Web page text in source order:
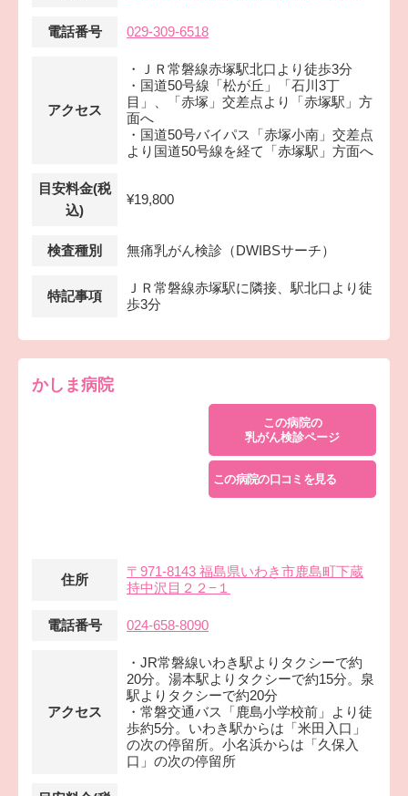
電話番号 029-309-6518
アクセス
・ＪＲ常磐線赤塚駅北口より徒歩3分
・国道50号線「松が丘」「石川3丁
目」、「赤塚」交差点より「赤塚駅」方
面へ
・国道50号バイパス「赤塚小南」交差点
より国道50号線を経て「赤塚駅」方面へ
目安料金(税
込)
¥19,800
検査種別 無痛乳がん検診（DWIBSサーチ）
特記事項
ＪＲ常磐線赤塚駅に隣接、駅北口より徒
歩3分
かしま病院
この病院の
乳がん検診ページ
この病院の口コミを見る
住所
〒971-8143 福島県いわき市鹿島町下蔵
持中沢目２２−１
電話番号 024-658-8090
アクセス
・JR常磐線いわき駅よりタクシーで約
20分。湯本駅よりタクシーで約15分。泉
駅よりタクシーで約20分
・常磐交通バス「鹿島小学校前」より徒
歩約5分。いわき駅からは「米田入口」
の次の停留所。小名浜からは「久保入
口」の次の停留所